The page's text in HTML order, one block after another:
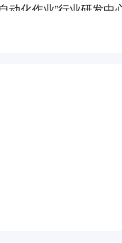
化作业”行业研发中心
海汽检秉承“为客户
方客户建立良好客
式认证、强制性产品
孵化等多项工作。依
能、功能验证、场景
度聚焦智能网联汽车
高新技术的迭代，上